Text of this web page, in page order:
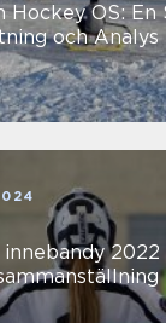
Hockey OS: En
och Analys
2022 En